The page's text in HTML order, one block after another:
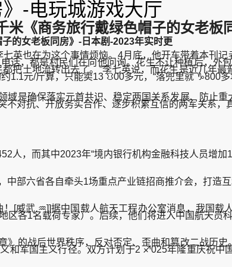
-电玩城游戏大厅
《商务旅行戴绿色帽子的女老板
的女老板同房》-日本剧-2023年实时更
也在为这个事情烦恼。4月底，他开车带着本刊记
话，都是村民们在向他问询。花生不让种植后，
把土地流转出去了。”李七英说，而花生是近几年
元/斤算，只能卖13 ⛻00多元，“落兜里就 ♑800
确保落实元首共识、稳定两国关系发展、防止重
对抗、开放务实合作、逐步积累互信的两军关系，
，而其中2023年“境内银行机构金融科技人员增加
部六省各自牵头1场重点产业链招商推介会，打造
武 ♒]]据中国载人航天工程办公室消息，我国载
各1名载荷专家）。后续，他们将进入中国航天员
战后世界秩序，反对否定、歪曲和篡改二战历史
和军国主义行径。双方计划于2 ♐025年隆重庆祝